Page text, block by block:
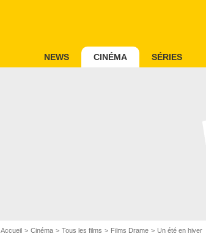
NEWS CINÉMA SÉRIES
Accueil Cinéma Tous les films Films Drame Un été en hiver